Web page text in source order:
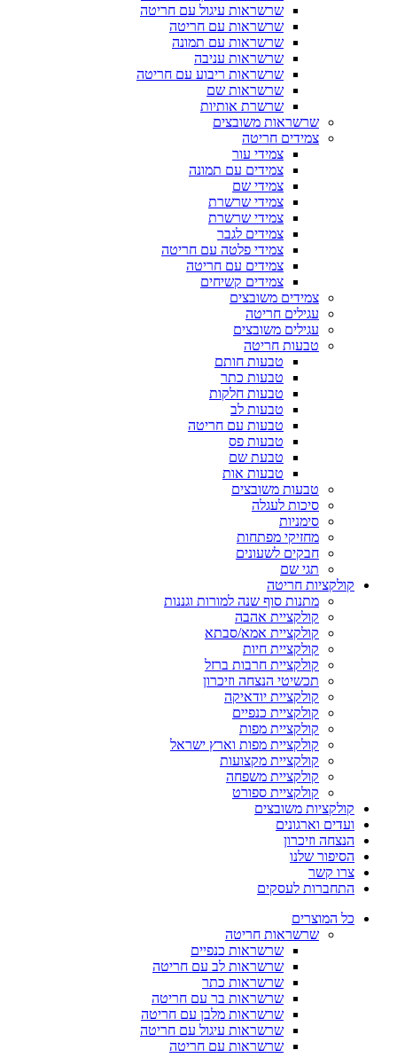
שרשראות עיגול עם חריטה
שרשראות עם חריטה
שרשראות עם תמונה
שרשראות עניבה
שרשראות ריבוע עם חריטה
שרשראות שם
שרשרת אותיות
שרשראות משובצים
צמידים חריטה
צמידי עור
צמידים עם תמונה
צמידי שם
צמידי שרשרת
צמידי שרשרת
צמידים לגבר
צמידי פלטה עם חריטה
צמידים עם חריטה
צמידים קשיחים
צמידים משובצים
עגילים חריטה
עגילים משובצים
טבעות חריטה
טבעות חותם
טבעות כתר
טבעות חלקות
טבעות לב
טבעות עם חריטה
טבעות פס
טבעת שם
טבעות אות
טבעות משובצים
סיכות לעגלה
סימניות
מחזיקי מפתחות
חבקים לשעונים
תגי שם
קולקציות חריטה
מתנות סוף שנה למורות וגננות
קולקציית אהבה
קולקציית אמא/סבתא
קולקציית חיות
קולקציית חרבות ברזל
תכשיטי הנצחה וזיכרון
קולקציית יודאיקה
קולקציית כנפיים
קולקציית מפות
קולקציית מפות וארץ ישראל
קולקציית מקצועות
קולקציית משפחה
קולקציית ספורט
קולקציות משובצים
ועדים וארגונים
הנצחה וזיכרון
הסיפור שלנו
צרו קשר
התחברות לעסקים
כל המוצרים
שרשראות חריטה
שרשראות כנפיים
שרשראות לב עם חריטה
שרשראות כתר
שרשראות בר עם חריטה
שרשראות מלבן עם חריטה
שרשראות עיגול עם חריטה
שרשראות עם חריטה